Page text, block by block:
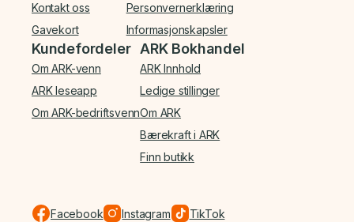
Kontakt oss
Gavekort
Personvernerklæring
Informasjonskapsler
Kundefordeler
Om ARK-venn
ARK leseapp
Om ARK-bedriftsvenn
ARK Bokhandel
ARK Innhold
Ledige stillinger
Om ARK
Bærekraft i ARK
Finn butikk
Facebook Instagram TikTok